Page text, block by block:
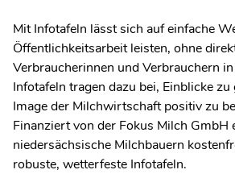
Mit Infotafeln lässt sich auf einfache
Öffentlichkeitsarbeit leisten, ohne
Verbraucherinnen und Verbrauchern
Infotafeln tragen dazu bei, Einblicke zu
Image der Milchwirtschaft positiv zu
Finanziert von der Fokus Milch GmbH
niedersächsische Milchbauern
robuste, wetterfeste Infotafeln.